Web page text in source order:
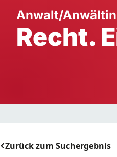
Ausbildung
Anwalt/
Recht.
Zurück zum Suchergebnis